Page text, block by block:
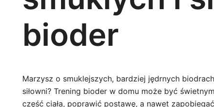
bioder
Marzysz o smuklejszych, bardziej jędrnych
siłowni? Trening bioder w domu może być
część ciała, poprawić postawę, a nawet